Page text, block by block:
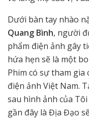
Dưới bàn tay nhào
Quang Bình, người
phẩm điện ảnh gây
hứa hẹn sẽ là một
Phim có sự tham
điện ảnh Việt Nam.
sau hình ảnh của
gần đây là Địa Đạo